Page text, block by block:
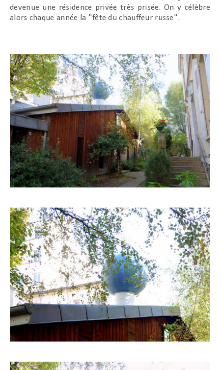
devenue une résidence privée très prisée. On y célèbre
alors chaque année la "fête du chauffeur russe".